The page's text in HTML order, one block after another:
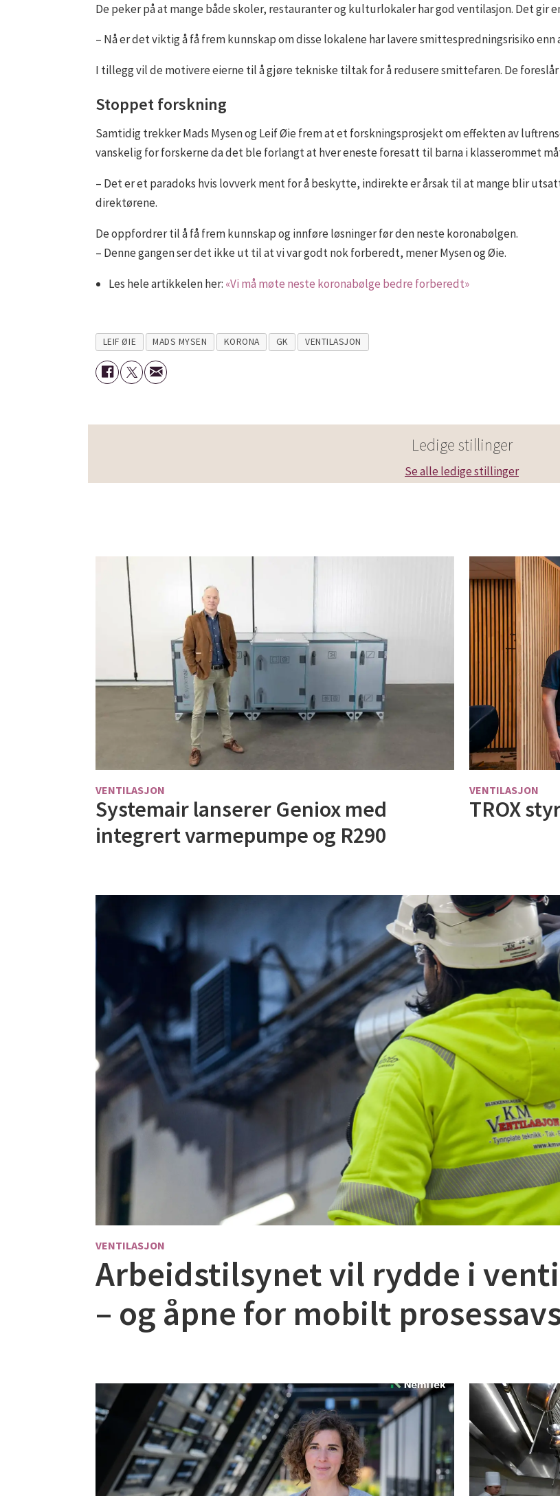
De peker på at mange både skoler, restauranter og kulturlokaler har god ventilasjon. Det gir
– Nå er det viktig å få frem kunnskap om disse lokalene har lavere smittespredningsrisiko enn
I tillegg vil de motivere eierne til å gjøre tekniske tiltak for å redusere smittefaren. De
Stoppet forskning
Samtidig trekker Mads Mysen og Leif Øie frem at et forskningsprosjekt om effekten av
vanskelig for forskerne da det ble forlangt at hver eneste foresatt til barna i klasserommet
– Det er et paradoks hvis lovverk ment for å beskytte, indirekte er årsak til at mange blir
direktørene.
De oppfordrer til å få frem kunnskap og innføre løsninger før den neste koronabølgen.
– Denne gangen ser det ikke ut til at vi var godt nok forberedt, mener Mysen og Øie.
Les hele artikkelen her: «Vi må møte neste koronabølge bedre forberedt»
LEIF ØIE MADS MYSEN KORONA GK VENTILASJON
Ledige stillinger
Se alle ledige stillinger
VENTILASJON
Systemair lanserer Geniox med
integrert varmepumpe og R290
VENTILASJON
TROX
VENTILASJON
Arbeidstilsynet vil rydde i
– og åpne for mobilt